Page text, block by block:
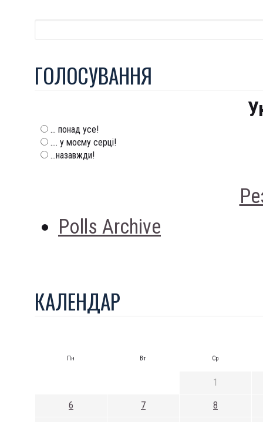
ГОЛОСУВАННЯ
... понад усе!
.... у моєму серці!
...назавжди!
Polls Archive
КАЛЕНДАР
Пн Вт Ср
1
6 7 8